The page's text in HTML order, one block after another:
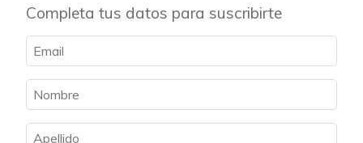
Inicio
Promesas crueles
Ordenar
Filtrar
Completa tus datos para suscribirte